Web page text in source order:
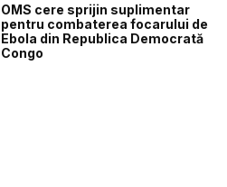
OMS cere sprijin suplimentar
pentru combaterea focarului de
Ebola din Republica Democrată
Congo